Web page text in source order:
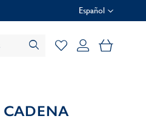
Español
Mi cesta
CADENA